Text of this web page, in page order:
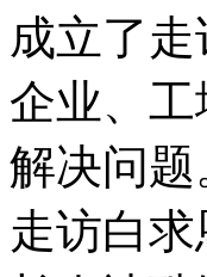
成立了
企业、
解决问
走访白